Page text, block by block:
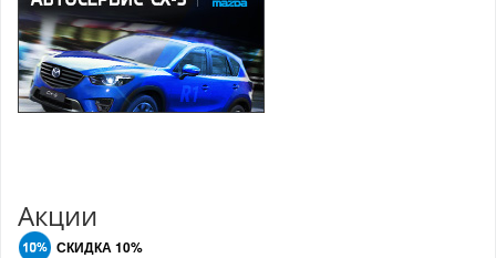
Акции
СКИДКА 10%